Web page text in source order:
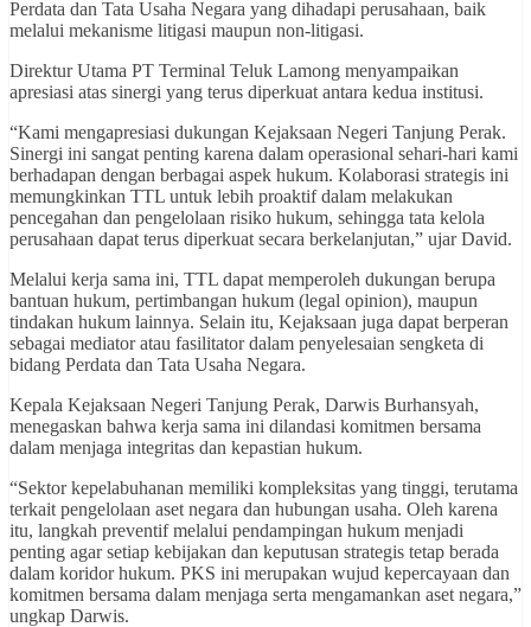
Perdata dan Tata Usaha Negara yang dihadapi perusahaan, baik
melalui mekanisme litigasi maupun non-litigasi.
Direktur Utama PT Terminal Teluk Lamong menyampaikan
apresiasi atas sinergi yang terus diperkuat antara kedua institusi.
“Kami mengapresiasi dukungan Kejaksaan Negeri Tanjung Perak.
Sinergi ini sangat penting karena dalam operasional sehari-hari kami
berhadapan dengan berbagai aspek hukum. Kolaborasi strategis ini
memungkinkan TTL untuk lebih proaktif dalam melakukan
pencegahan dan pengelolaan risiko hukum, sehingga tata kelola
perusahaan dapat terus diperkuat secara berkelanjutan,” ujar David.
Melalui kerja sama ini, TTL dapat memperoleh dukungan berupa
bantuan hukum, pertimbangan hukum (legal opinion), maupun
tindakan hukum lainnya. Selain itu, Kejaksaan juga dapat berperan
sebagai mediator atau fasilitator dalam penyelesaian sengketa di
bidang Perdata dan Tata Usaha Negara.
Kepala Kejaksaan Negeri Tanjung Perak, Darwis Burhansyah,
menegaskan bahwa kerja sama ini dilandasi komitmen bersama
dalam menjaga integritas dan kepastian hukum.
“Sektor kepelabuhanan memiliki kompleksitas yang tinggi, terutama
terkait pengelolaan aset negara dan hubungan usaha. Oleh karena
itu, langkah preventif melalui pendampingan hukum menjadi
penting agar setiap kebijakan dan keputusan strategis tetap berada
dalam koridor hukum. PKS ini merupakan wujud kepercayaan dan
komitmen bersama dalam menjaga serta mengamankan aset negara,”
ungkap Darwis.